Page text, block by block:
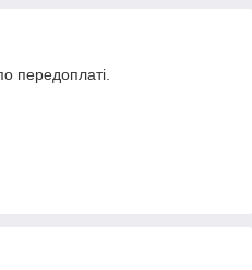
передоплаті.